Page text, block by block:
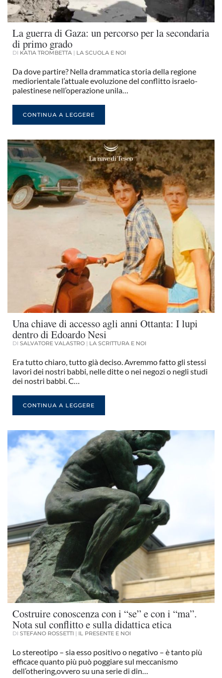
La guerra di Gaza: un percorso per la secondaria
di primo grado
DI KATIA TROMBETTA | LA SCUOLA E NOI
Da dove partire? Nella drammatica storia della regione
mediorientale l’attuale evoluzione del conflitto israelo-
palestinese nell’operazione unila…
CONTINUA A LEGGERE
Una chiave di accesso agli anni Ottanta: I lupi
dentro di Edoardo Nesi
DI SALVATORE VALASTRO | LA SCRITTURA E NOI
Era tutto chiaro, tutto già deciso. Avremmo fatto gli stessi
lavori dei nostri babbi, nelle ditte o nei negozi o negli studi
dei nostri babbi. C…
CONTINUA A LEGGERE
Costruire conoscenza con i “se” e con i “ma”.
Nota sul conflitto e sulla didattica etica
DI STEFANO ROSSETTI | IL PRESENTE E NOI
Lo stereotipo – sia esso positivo o negativo – è tanto più
efficace quanto più può poggiare sul meccanismo
dell’othering,ovvero su una serie di din…